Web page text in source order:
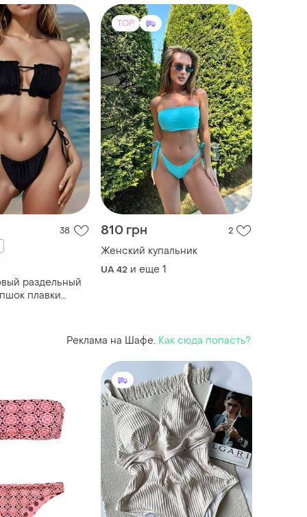
38
раздельный
плавки
топовый
TOP
810 грн 2
Женский купальник
UA 42 и еще 1
Реклама на Шафе. Как сюда попасть?